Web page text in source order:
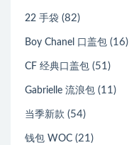
22 手袋 (82)
Boy Chanel 口盖包 (16)
CF 经典口盖包 (51)
Gabrielle 流浪包 (11)
当季新款 (54)
钱包 WOC (21)